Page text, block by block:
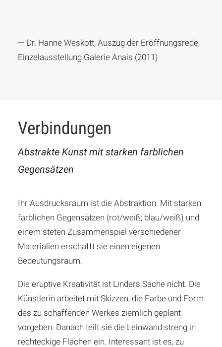
— Dr. Hanne Weskott, Auszug der Eröffnungsrede,
Einzelausstellung Galerie Anais (2011)
Verbindungen
Abstrakte Kunst mit starken farblichen
Gegensätzen
Ihr Ausdrucksraum ist die Abstraktion. Mit starken
farblichen Gegensätzen (rot/weiß; blau/weiß) und
einem steten Zusammenspiel verschiedener
Materialien erschafft sie einen eigenen
Bedeutungsraum.
Die eruptive Kreativität ist Linders Sache nicht. Die
Künstlerin arbeitet mit Skizzen, die Farbe und Form
des zu schaffenden Werkes ziemlich geplant
vorgeben. Danach teilt sie die Leinwand streng in
rechteckige Flächen ein. Interessant ist es, zu